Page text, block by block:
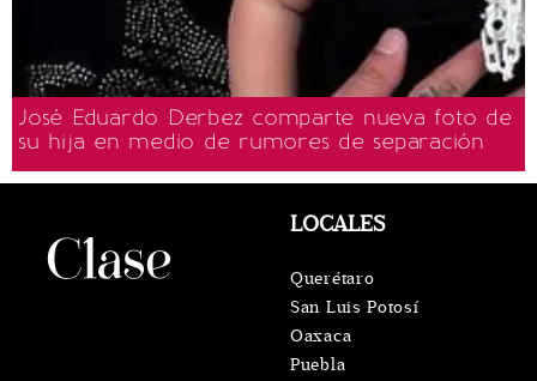
José Eduardo Derbez comparte nueva foto de
su hija en medio de rumores de separación
LOCALES
Querétaro
San Luis Potosí
Oaxaca
Puebla